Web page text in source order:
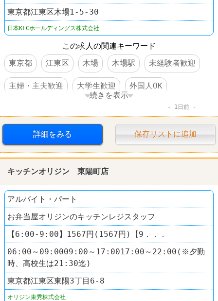
東京都江東区木場1-5-30
日本KFCホールディングス株式会社
この求人の関連キーワード
東京都
江東区 木場 木場駅 未経験者歓迎
主婦・主夫歓迎 大学生歓迎 外国人OK
髪型自由 ファーストフード
ケンタッキーフライドチキン
続きを表示
1日前
詳細をみる 保存リストに追加
キッチンオリジン 東陽町店
アルバイト・パート
お弁当屋オリジンのキッチンレジスタッフ
【6:00-9:00】1567円(1567円)【9．．．
06:00～09:0009:00～17:0017:00～22:00(※夕勤
時、高校生は21:30迄)
東京都江東区東陽3丁目6-8
オリジン東秀株式会社